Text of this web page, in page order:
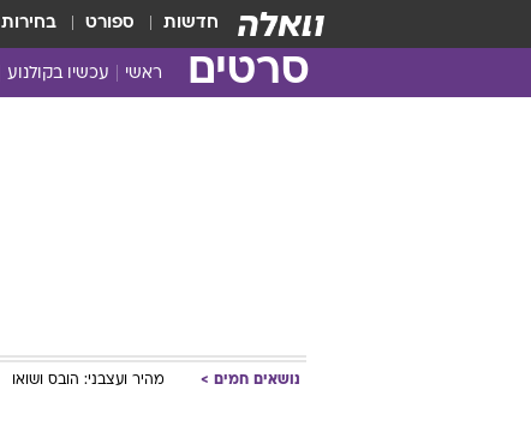
חדשות ספורט בחירות
סרטים ראשי עכשיו בקולנוע
נושאים חמים מהיר ועצבני: הובס ושואו